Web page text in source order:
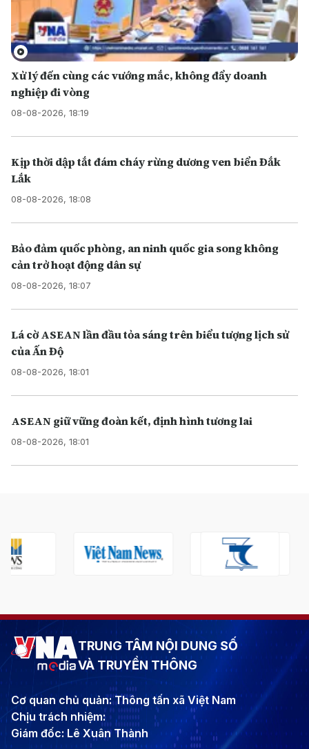
Xử lý đến cùng các vướng mắc, không đẩy doanh
nghiệp đi vòng
08-08-2026, 18:19
Kịp thời dập tắt đám cháy rừng dương ven biển Đắk
Lắk
08-08-2026, 18:08
Bảo đảm quốc phòng, an ninh quốc gia song không
cản trở hoạt động dân sự
08-08-2026, 18:07
Lá cờ ASEAN lần đầu tỏa sáng trên biểu tượng lịch sử
của Ấn Độ
08-08-2026, 18:01
ASEAN giữ vững đoàn kết, định hình tương lai
08-08-2026, 18:01
TRUNG TÂM NỘI DUNG SỐ
VÀ TRUYỀN THÔNG
Cơ quan chủ quản: Thông tấn xã Việt Nam
Chịu trách nhiệm:
Giám đốc: Lê Xuân Thành